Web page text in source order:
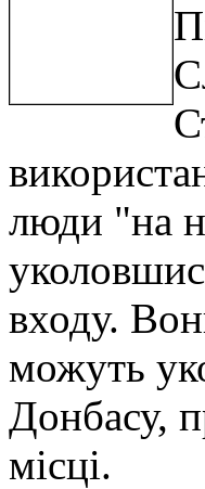
люди "на
входу.
можуть
Донбасу,
місці.